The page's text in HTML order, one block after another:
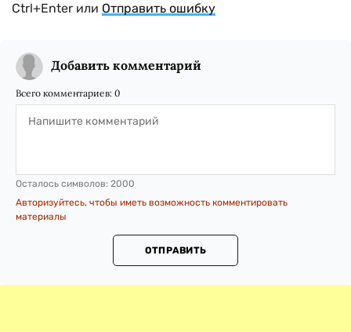
Ctrl+Enter или Отправить ошибку
Добавить комментарий
Всего комментариев: 0
Осталось символов: 2000
Авторизуйтесь, чтобы иметь возможность комментировать
материалы
ОТПРАВИТЬ